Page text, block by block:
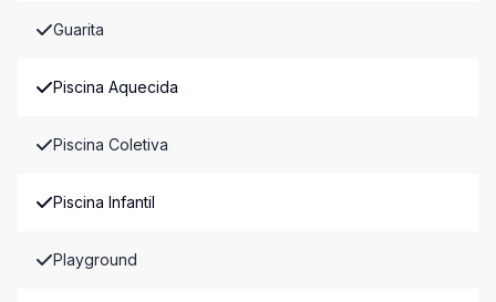
Guarita
Piscina Aquecida
Piscina Coletiva
Piscina Infantil
Playground